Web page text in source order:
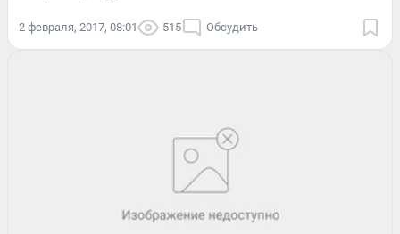
2 февраля, 2017, 08:01 515 Обсудить